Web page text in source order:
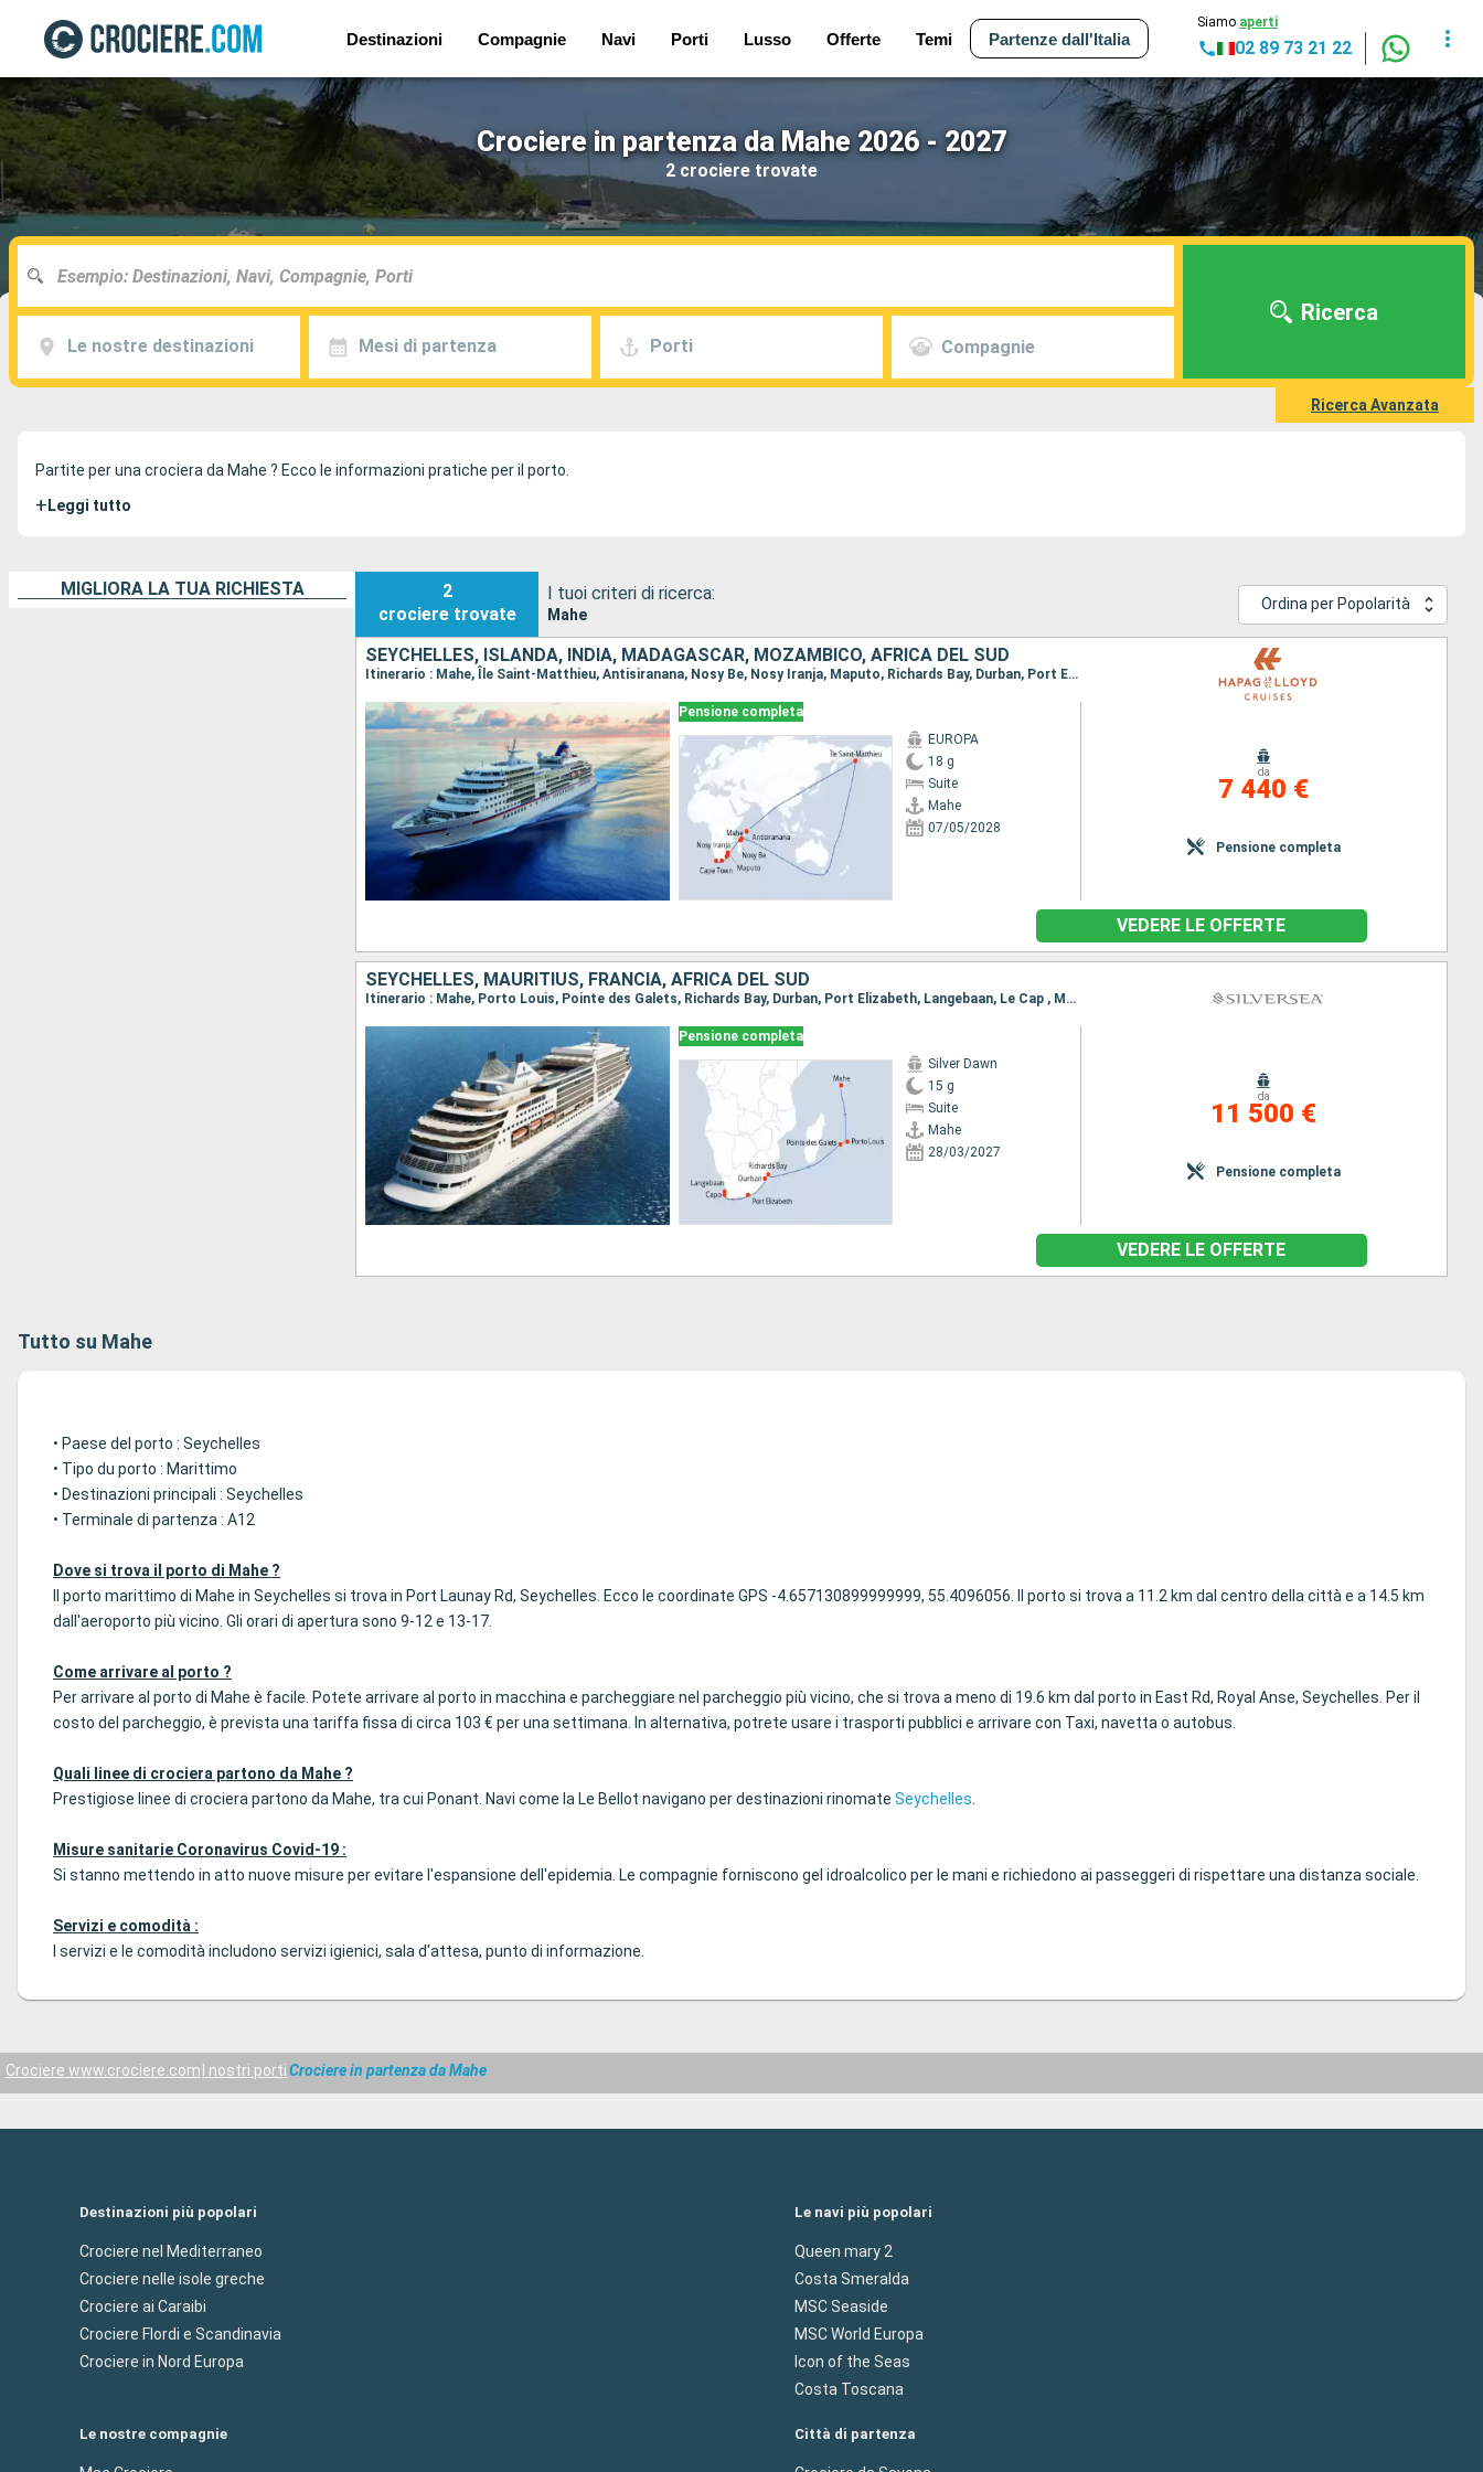
Destinazioni Compagnie Navi Porti Lusso Offerte Temi Partenze dall'Italia
Siamo aperti
02 89 73 21 22
Crociere in partenza da Mahe 2026 - 2027
2 crociere trovate
Le nostre destinazioni Mesi di partenza Porti Compagnie
Ricerca
Ricerca Avanzata
Partite per una crociera da Mahe ? Ecco le informazioni pratiche per il porto.
+ Leggi tutto
MIGLIORA LA TUA RICHIESTA
2
crociere trovate
I tuoi criteri di ricerca:
Mahe
Ordina per Popolarità
SEYCHELLES, ISLANDA, INDIA, MADAGASCAR, MOZAMBICO, AFRICA DEL SUD
Itinerario : Mahe, Île Saint-Matthieu, Antisiranana, Nosy Be, Nosy Iranja, Maputo, Richards Bay, Durban, Port Elizabeth, Cape Town
Pensione completa
EUROPA
18 g
Suite
Mahe
07/05/2028
da
7 440 €
Pensione completa
VEDERE LE OFFERTE
SEYCHELLES, MAURITIUS, FRANCIA, AFRICA DEL SUD
Itinerario : Mahe, Porto Louis, Pointe des Galets, Richards Bay, Durban, Port Elizabeth, Langebaan, Le Cap , Mahe, Porto Louis, Pointe des Galets, Richards Bay, Durban, Port Elizabeth, Langebaan, Le Cap
Pensione completa
Silver Dawn
15 g
Suite
Mahe
28/03/2027
da
11 500 €
Pensione completa
VEDERE LE OFFERTE
Tutto su Mahe
• Paese del porto : Seychelles
• Tipo du porto : Marittimo
• Destinazioni principali : Seychelles
• Terminale di partenza : A12
Dove si trova il porto di Mahe ?
Il porto marittimo di Mahe in Seychelles si trova in Port Launay Rd, Seychelles. Ecco le coordinate GPS -4.657130899999999, 55.4096056. Il porto si trova a 11.2 km dal centro della città e a 14.5 km
dall'aeroporto più vicino. Gli orari di apertura sono 9-12 e 13-17.
Come arrivare al porto ?
Per arrivare al porto di Mahe è facile. Potete arrivare al porto in macchina e parcheggiare nel parcheggio più vicino, che si trova a meno di 19.6 km dal porto in East Rd, Royal Anse, Seychelles. Per il
costo del parcheggio, è prevista una tariffa fissa di circa 103 € per una settimana. In alternativa, potrete usare i trasporti pubblici e arrivare con Taxi, navetta o autobus.
Quali linee di crociera partono da Mahe ?
Prestigiose linee di crociera partono da Mahe, tra cui Ponant. Navi come la Le Bellot navigano per destinazioni rinomate Seychelles
Misure sanitarie Coronavirus Covid-19 :
Si stanno mettendo in atto nuove misure per evitare l'espansione dell'epidemia. Le compagnie forniscono gel idroalcolico per le mani e richiedono ai passeggeri di rispettare una distanza sociale.
Servizi e comodità :
I servizi e le comodità includono servizi igienici, sala d'attesa, punto di informazione.
Crociere www.crociere.com I nostri portiCrociere in partenza da Mahe
Destinazioni più popolari
Crociere nel Mediterraneo
Crociere nelle isole greche
Crociere ai Caraibi
Crociere Flordi e Scandinavia
Crociere in Nord Europa
Le navi più popolari
Queen mary 2
Costa Smeralda
MSC Seaside
MSC World Europa
Icon of the Seas
Costa Toscana
Le nostre compagnie Città di partenza